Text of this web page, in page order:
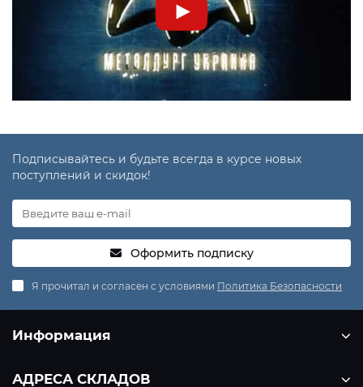
Подписывайтесь и будьте всегда в курсе новых
поступлений и скидок!
Оформить подписку
Я прочитал и согласен с условиями Политика Безопасности
Информация
АДРЕСА СКЛАДОВ